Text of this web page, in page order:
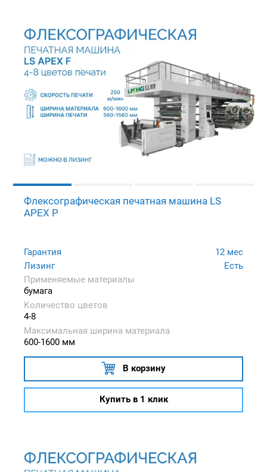
Флексографическая печатная машина LS
APEX P
Гарантия
12 мес
Лизинг
Есть
Применяемые материалы
бумага
Количество цветов
4-8
Максимальная ширина материала
600-1600 мм
В корзину
Купить в 1 клик